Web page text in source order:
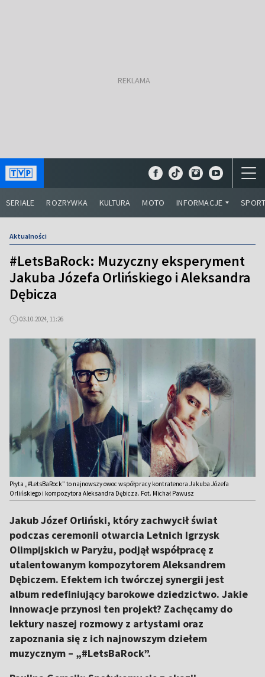
SERIALE ROZRYWKA KULTURA MOTO INFORMACJE
Aktualności
#LetsBaRock: Muzyczny eksperyment
Jakuba Józefa Orlińskiego i Aleksandra
Dębicza
03.10.2024, 11:26
Płyta „#LetsBaRock” to najnowszy owoc współpracy kontratenora Jakuba Józefa
Orlińskiego i kompozytora Aleksandra Dębicza. Fot. Michał Pawusz
Jakub Józef Orliński, który zachwycił świat
podczas ceremonii otwarcia Letnich Igrzysk
Olimpijskich w Paryżu, podjął współpracę z
utalentowanym kompozytorem Aleksandrem
Dębiczem. Efektem ich twórczej synergii jest
album redefiniujący barokowe dziedzictwo. Jakie
innowacje przynosi ten projekt? Zachęcamy do
lektury naszej rozmowy z artystami oraz
zapoznania się z ich najnowszym dziełem
muzycznym – „#LetsBaRock”.